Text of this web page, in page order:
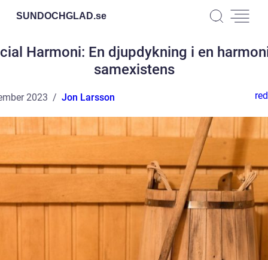
SUNDOCHGLAD.se
Harmoni: En djupdykning i en
samexistens
2023 Jon Larsson